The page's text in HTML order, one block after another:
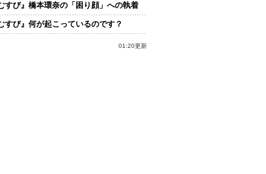
すび』橋本環奈の「困り顔」への執着
すび』何が起こっているのです？
01:20更新